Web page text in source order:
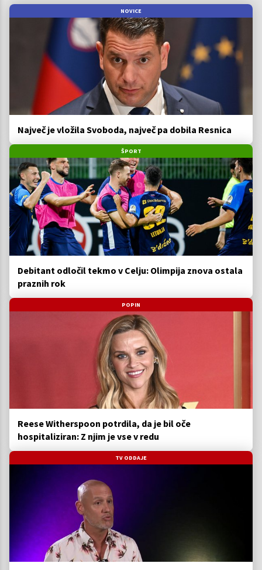
NOVICE
Največ je vložila Svoboda, največ pa dobila Resnica
ŠPORT
Debitant odločil tekmo v Celju: Olimpija znova ostala
praznih rok
POPIN
Reese Witherspoon potrdila, da je bil oče
hospitaliziran: Z njim je vse v redu
TV ODDAJE